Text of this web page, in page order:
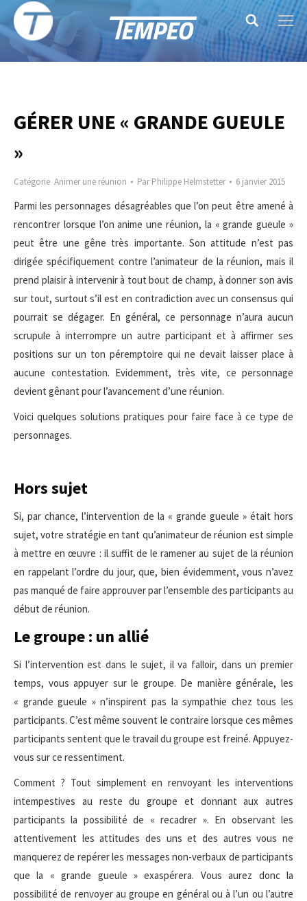
Search:
GÉRER UNE « GRANDE GUEULE
»
Catégorie Animer une réunion ParPhilippe Helmstetter 6 janvier 2015
Parmi les personnages désagréables que l’on peut être amené à
rencontrer lorsque l’on anime une réunion, la « grande gueule »
peut être une gêne très importante. Son attitude n’est pas
dirigée spécifiquement contre l’animateur de la réunion, mais il
prend plaisir à intervenir à tout bout de champ, à donner son avis
sur tout, surtout s’il est en contradiction avec un consensus qui
pourrait se dégager. En général, ce personnage n’aura aucun
scrupule à interrompre un autre participant et à affirmer ses
positions sur un ton péremptoire qui ne devait laisser place à
aucune contestation. Evidemment, très vite, ce personnage
devient gênant pour l’avancement d’une réunion.
Voici quelques solutions pratiques pour faire face à ce type de
personnages.
Hors sujet
Si, par chance, l’intervention de la « grande gueule » était hors
sujet, votre stratégie en tant qu’animateur de réunion est simple
à mettre en œuvre : il suffit de le ramener au sujet de la réunion
en rappelant l’ordre du jour, que, bien évidemment, vous n’avez
pas manqué de faire approuver par l’ensemble des participants au
début de réunion.
Le groupe : un allié
Si l’intervention est dans le sujet, il va falloir, dans un premier
temps, vous appuyer sur le groupe. De manière générale, les
« grande gueule » n’inspirent pas la sympathie chez tous les
participants. C’est même souvent le contraire lorsque ces mêmes
participants sentent que le travail du groupe est freiné. Appuyez-
vous sur ce ressentiment.
Comment ? Tout simplement en renvoyant les interventions
intempestives au reste du groupe et donnant aux autres
participants la possibilité de « recadrer ». En observant les
attentivement les attitudes des uns et des autres vous ne
manquerez de repérer les messages non-verbaux de participants
que la « grande gueule » exaspérera. Vous aurez donc la
possibilité de renvoyer au groupe en général ou à l’un ou l’autre